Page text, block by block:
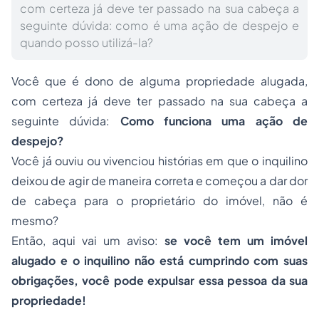
com certeza já deve ter passado na sua cabeça a
seguinte dúvida: como é uma ação de despejo e
quando posso utilizá-la?
Você que é dono de alguma propriedade alugada,
com certeza já deve ter passado na sua cabeça a
seguinte dúvida: Como funciona uma ação de
despejo?
Você já ouviu ou vivenciou histórias em que o inquilino
deixou de agir de maneira correta e começou a dar dor
de cabeça para o proprietário do imóvel, não é
mesmo?
Então, aqui vai um aviso: se você tem um imóvel
alugado e o inquilino não está cumprindo com suas
obrigações, você pode expulsar essa pessoa da sua
propriedade!